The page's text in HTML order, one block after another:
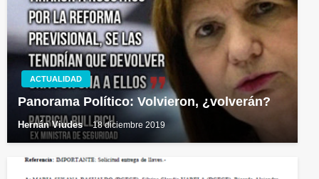
ACTUALIDAD
Panorama Político: Volvieron, ¿volverán?
Hernán Viudes 18 diciembre 2019